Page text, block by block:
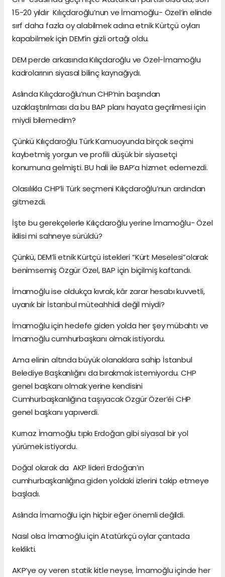
15-20 yıldır Kılıçdaroğlu’nun ve İmamoğlu- Özel’in elinde
sırf daha fazla oy alabilmek adına etnik Kürtçü oyları
kapabilmek için DEM’in gizli ortağı oldu.
DEM perde arkasında Kılıçdaroğlu ve Özel-İmamoğlu
kadrolarının siyasal bilinç kaynağıydı.
Aslında Kılıçdaroğlu’nun CHP’nin başından
uzaklaştırılması da bu BAP planı hayata geçrilmesi için
miydi bilemedim?
Çünkü Kılıçdaroğlu Türk Kamuoyunda birçok seçimi
kaybetmiş yorgun ve profili düşük bir siyasetçi
konumuna gelmişti. BU hali ile BAP’a hizmet edemezdi.
Olasılıkla CHP’li Türk seçmeni Kılıçdaroğlu’nun ardından
gitmezdi.
İşte bu gerekçelerle Kılıçdaroğlu yerine İmamoğlu- Özel
ikilisi mi sahneye sürüldü?
Çünkü, DEM’li etnik Kürtçü istekleri “Kürt Meselesi”olarak
benimsemiş Özgür Özel, BAP için biçilmiş kaftandı.
İmamoğlu ise oldukça kıvrak, kâr zarar hesabı kuvvetli,
uyanık bir İstanbul müteahhidi değil miydi?
İmamoğlu için hedefe giden yolda her şey mübahtı ve
İmamoğlu cumhurbaşkanı olmak istiyordu.
Ama elinin altında büyük olanaklara sahip İstanbul
Belediye Başkanlığını da bırakmak istemiyordu. CHP
genel başkanı olmak yerine kendisini
Cumhurbaşkanlığına taşıyacak Özgür Özer’éi CHP
genel başkanı yapıverdi.
Kurnaz İmamoğlu tıpkı Erdoğan gibi siyasal bir yol
yürümek istiyordu.
Doğal olarak da AKP lideri Erdoğan’ın
cumhurbaşkanlığına giden yoldaki izlerini takip etmeye
başladı.
Aslında İmamoğlu için hiçbir eğer önemli değildi.
Nasıl olsa İmamoğlu için Atatürkçü oylar çantada
keklikti.
AKP’ye oy veren statik kitle neyse, İmamoğlu içinde her